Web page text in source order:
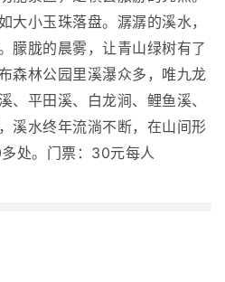
大小玉珠落盘。潺潺的溪水，
朦胧的晨雾，让青山绿树有了
森林公园里溪瀑众多，唯九龙
、平田溪、白龙涧、鲤鱼溪、
溪水终年流淌不断，在山间形
处。门票：30元每人